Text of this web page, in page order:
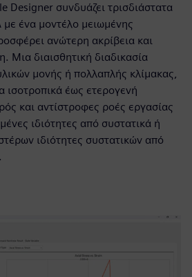
Designer συνδυάζει τρισδιάστατα
ένα μοντέλο μειωμένης
ανώτερη ακρίβεια και
Μια διαισθητική διαδικασία
μονής ή πολλαπλής κλίμακας,
ισοτροπικά έως ετερογενή
και αντίστροφες ροές εργασίας
ιδιότητες από συστατικά ή
ιδιότητες συστατικών από